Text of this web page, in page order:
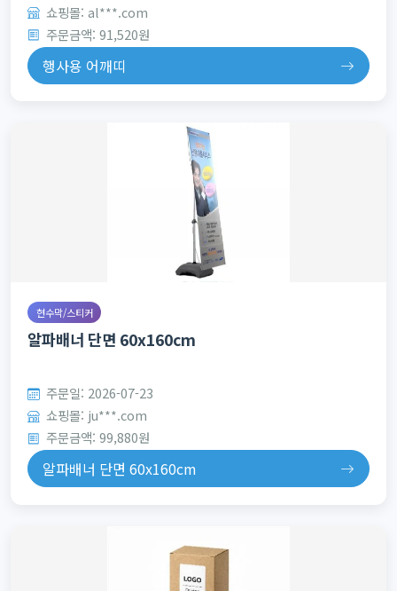
쇼핑몰: al***.com
주문금액: 91,520원
행사용 어깨띠
현수막/스티커
알파배너 단면 60x160cm
주문일: 2026-07-23
쇼핑몰: ju***.com
주문금액: 99,880원
알파배너 단면 60x160cm